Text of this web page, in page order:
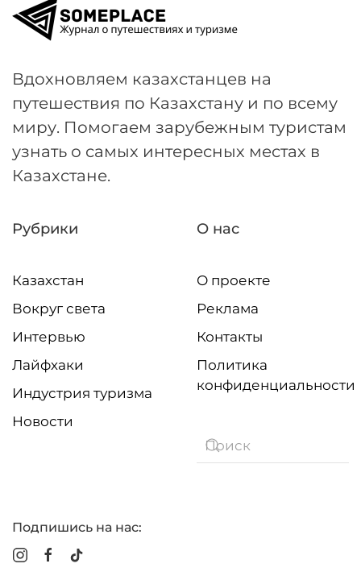
Вдохновляем казахстанцев на
путешествия по Казахстану и по всему
миру. Помогаем зарубежным туристам
узнать о самых интересных местах в
Казахстане.
Рубрики
Казахстан
Вокруг света
Интервью
Лайфхаки
Индустрия туризма
Новости
О нас
О проекте
Реклама
Контакты
Политика
конфиденциальности
Подпишись на нас: